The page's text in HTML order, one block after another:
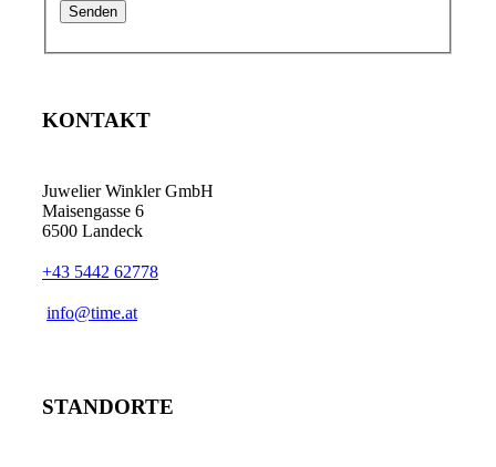
KONTAKT
Juwelier Winkler GmbH
Maisengasse 6
6500 Landeck
+43 5442 62778
info@time.at
STANDORTE